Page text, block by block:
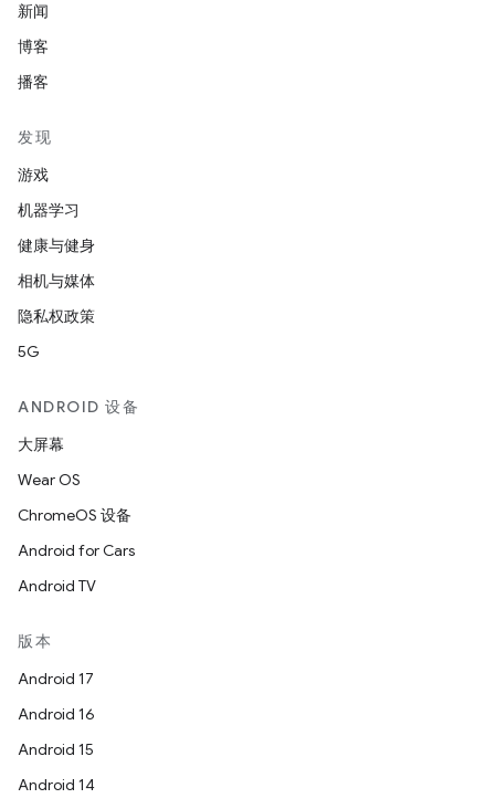
新闻
博客
播客
发现
游戏
机器学习
健康与健身
相机与媒体
隐私权政策
5G
ANDROID 设备
大屏幕
Wear OS
ChromeOS 设备
Android for Cars
Android TV
版本
Android 17
Android 16
Android 15
Android 14